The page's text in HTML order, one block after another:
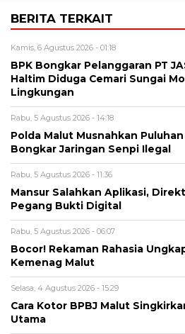
BERITA TERKAIT
Kamis, 6 Agustus 2026 - 01:18
BPK Bongkar Pelanggaran PT
Haltim Diduga Cemari Sungai
Lingkungan
Rabu, 5 Agustus 2026 - 14:18
Polda Malut Musnahkan
Bongkar Jaringan Senpi Ilegal
Rabu, 5 Agustus 2026 - 11:36
Mansur Salahkan Aplikasi,
Pegang Bukti Digital
Rabu, 5 Agustus 2026 - 06:07
Bocor! Rekaman Rahasia
Kemenag Malut
Selasa, 4 Agustus 2026 - 15:29
Cara Kotor BPBJ Malut
Utama